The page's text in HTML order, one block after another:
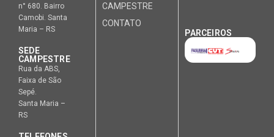
n° 680. Bairro
Camobi. Santa
Maria – RS
SEDE
CAMPESTRE
Rua da ABS,
Faixa de São
Sepé.
Santa Maria –
RS
CAMPESTRE
CONTATO
PARCEIROS